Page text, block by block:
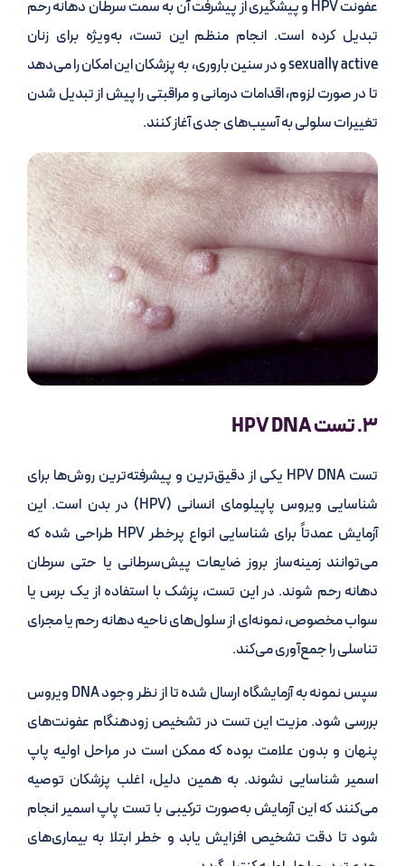
عفونت HPV و پیشگیری از پیشرفت آن به سمت سرطان دهانه رحم
تبدیل کرده است. انجام منظم این تست، به‌ویژه برای زنان
sexually active و در سنین باروری، به پزشکان این امکان را می‌دهد
تا در صورت لزوم، اقدامات درمانی و مراقبتی را پیش از تبدیل شدن
تغییرات سلولی به آسیب‌های جدی آغاز کنند.
۳. تست HPV DNA
تست HPV DNA یکی از دقیق‌ترین و پیشرفته‌ترین روش‌ها برای
شناسایی ویروس پاپیلومای انسانی (HPV) در بدن است. این
آزمایش عمدتاً برای شناسایی انواع پرخطر HPV طراحی شده که
می‌توانند زمینه‌ساز بروز ضایعات پیش‌سرطانی یا حتی سرطان
دهانه رحم شوند. در این تست، پزشک با استفاده از یک برس یا
سواب مخصوص، نمونه‌ای از سلول‌های ناحیه دهانه رحم یا مجرای
تناسلی را جمع‌آوری می‌کند.
سپس نمونه به آزمایشگاه ارسال شده تا از نظر وجود DNA ویروس
بررسی شود. مزیت این تست در تشخیص زودهنگام عفونت‌های
پنهان و بدون علامت بوده که ممکن است در مراحل اولیه پاپ
اسمیر شناسایی نشوند. به همین دلیل، اغلب پزشکان توصیه
می‌کنند که این آزمایش به‌صورت ترکیبی با تست پاپ اسمیر انجام
شود تا دقت تشخیص افزایش یابد و خطر ابتلا به بیماری‌های